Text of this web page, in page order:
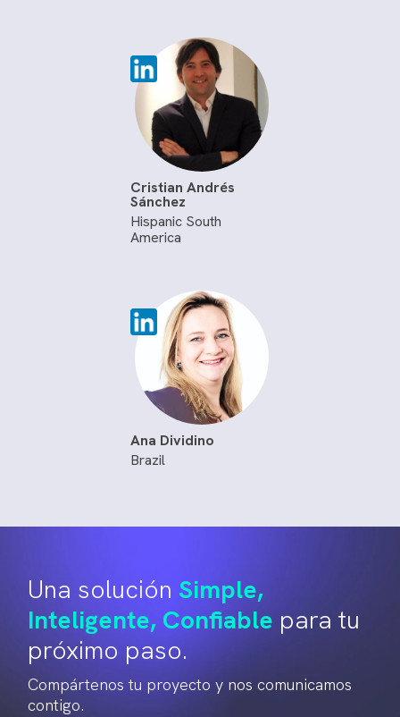
Cristian Andrés
Sánchez
Hispanic South
America
Ana Dividino
Brazil
Una soluciónSimple,
Inteligente, Confiable para tu
próximo paso.
Compártenos tu proyecto y nos comunicamos
contigo.